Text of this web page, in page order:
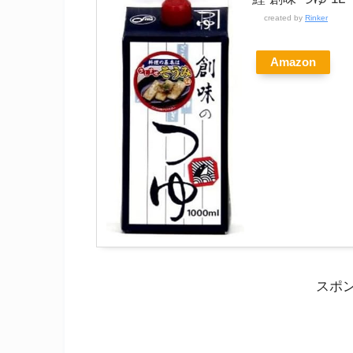
created by Rinker
Amazon
スポ